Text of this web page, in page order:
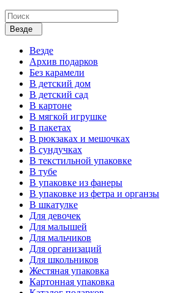
Везде
Везде
Архив подарков
Без карамели
В детский дом
В детский сад
В картоне
В мягкой игрушке
В пакетах
В рюкзаках и мешочках
В сундучках
В текстильной упаковке
В тубе
В упаковке из фанеры
В упаковке из фетра и органзы
В шкатулке
Для девочек
Для малышей
Для мальчиков
Для организаций
Для школьников
Жестяная упаковка
Картонная упаковка